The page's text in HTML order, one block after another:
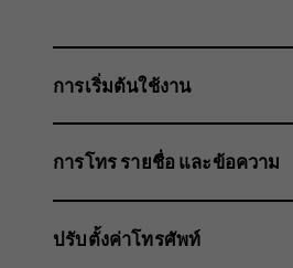
การเริ่มต้นใช้งาน
การโทร รายชื่อ และข้อความ
ปรับตั้งค่าโทรศัพท์